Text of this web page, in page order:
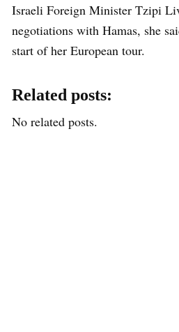
Israeli Foreign Minister Tzipi
negotiations with Hamas, she
start of her European tour.
Related posts:
No related posts.